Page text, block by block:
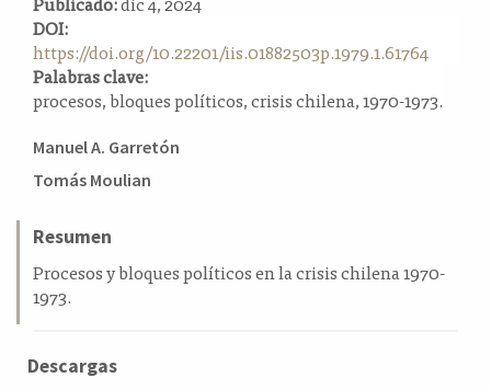
a
l
a
t
e
r
a
l
DOI:
https://doi.org/10.22201/iis.01882503p.1979.1.61764
Palabras clave:
procesos, bloques políticos, crisis chilena, 1970-1973.
Contenido
principal
artículo
Manuel A. Garretón
Tomás Moulian
Resumen
Procesos y bloques políticos en la crisis chilena 1970-
1973.
Descargas